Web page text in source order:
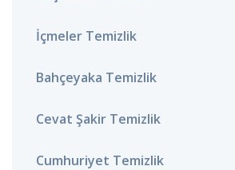
İçmeler Temizlik
Bahçeyaka Temizlik
Cevat Şakir Temizlik
Cumhuriyet Temizlik